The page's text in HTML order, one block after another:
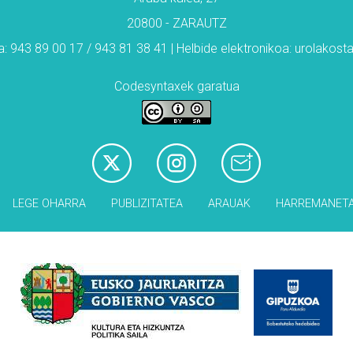
20800 - ZARAUTZ
943 89 00 17 / 943 81 38 41 | Helbide elektronikoa:
Codesyntaxek garatua
LEGE OHARRA PUBLIZITATEA ARAUAK